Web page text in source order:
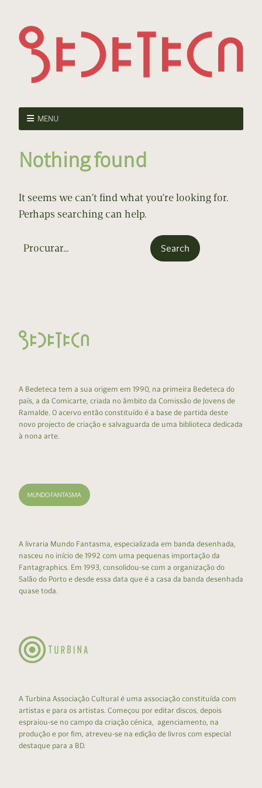
MENU
Nothing found
It seems we can’t find what you’re looking for.
Perhaps searching can help.
A Bedeteca tem a sua origem em 1990, na primeira Bedeteca do
país, a da Comicarte, criada no âmbito da Comissão de Jovens de
Ramalde. O acervo então constituído é a base de partida deste
novo projecto de criação e salvaguarda de uma biblioteca dedicada
à nona arte.
A livraria Mundo Fantasma, especializada em banda desenhada,
nasceu no início de 1992 com uma pequenas importação da
Fantagraphics. Em 1993, consolidou-se com a organização do
Salão do Porto e desde essa data que é a casa da banda desenhada
quase toda.
A Turbina Associação Cultural é uma associação constituída com
artistas e para os artistas. Começou por editar discos, depois
espraiou-se no campo da criação cénica, agenciamento, na
produção e por fim, atreveu-se na edição de livros com especial
destaque para a BD.